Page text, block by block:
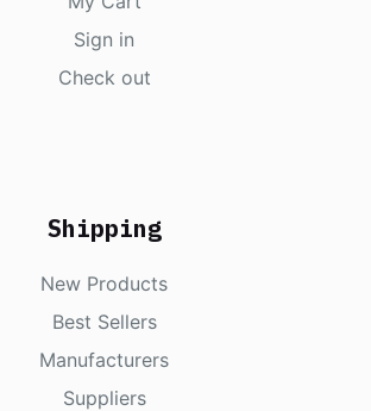
Sign in
Check out
Shipping
New Products
Best Sellers
Manufacturers
Suppliers